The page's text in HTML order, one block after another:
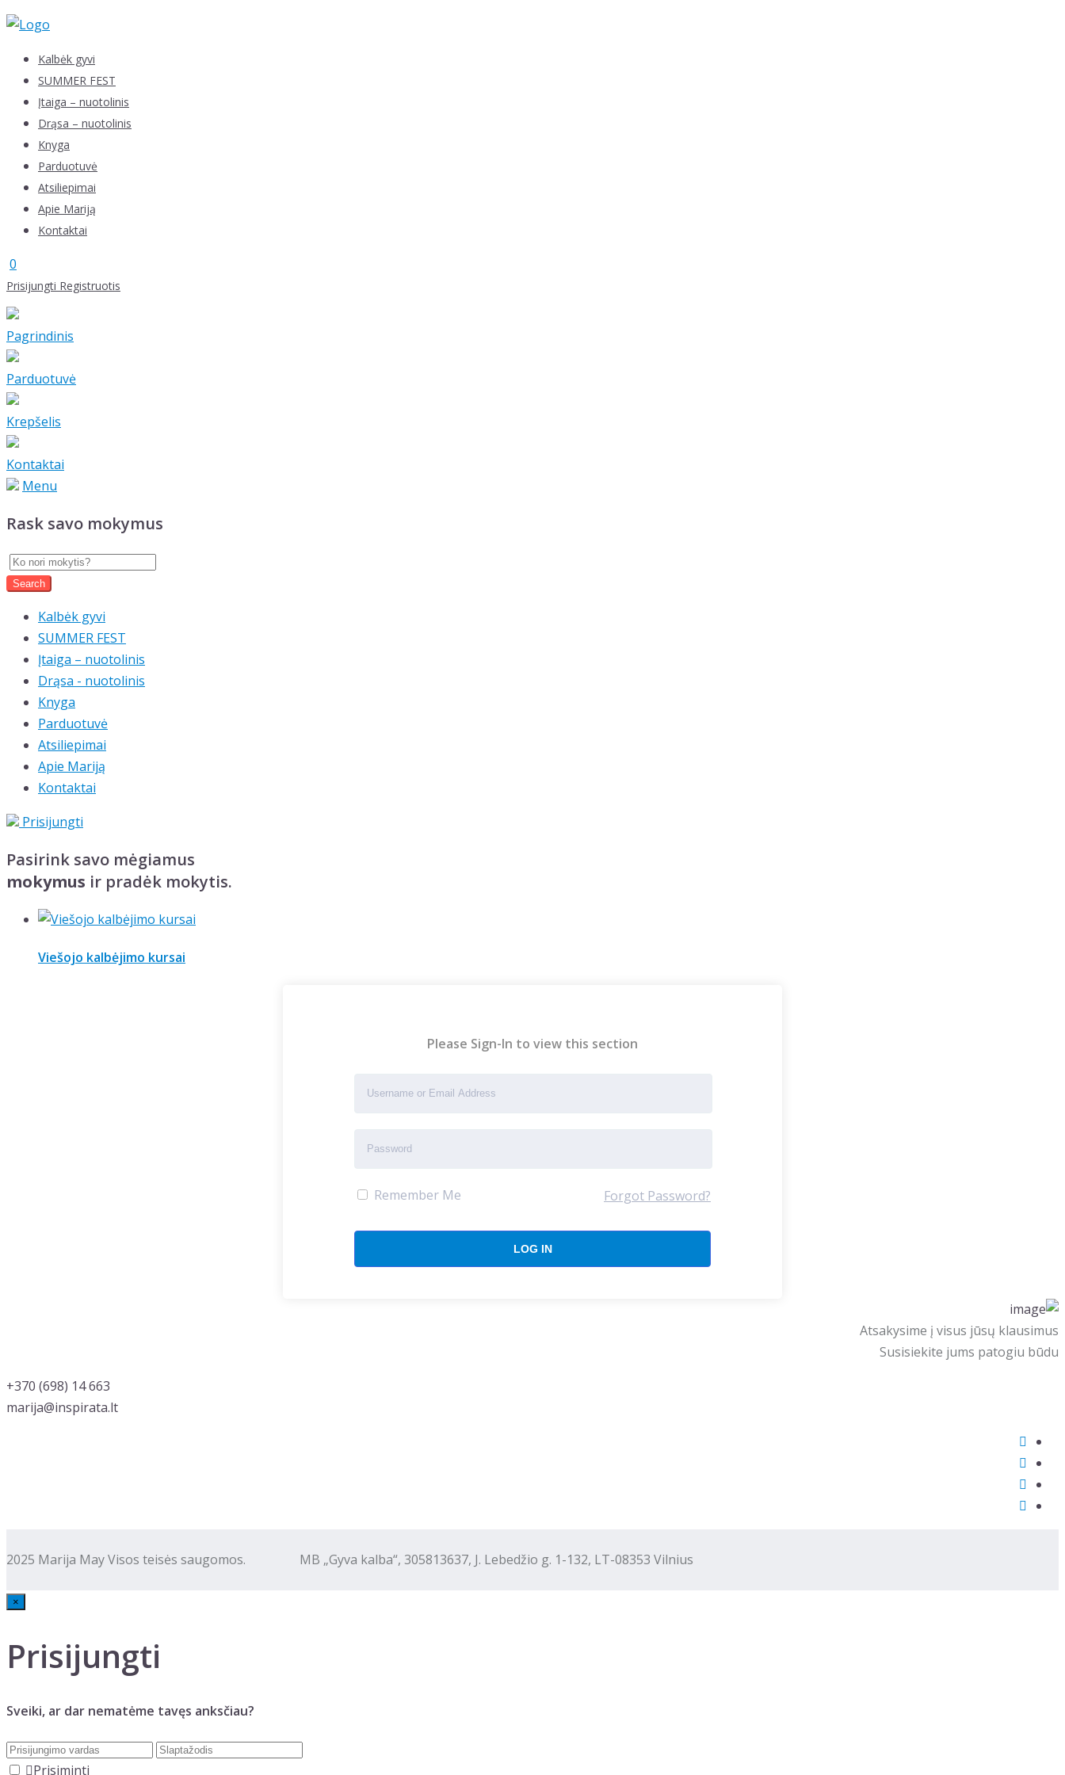
Skip
contentKalbėk gyvi
SUMMER FEST
Įtaiga – nuotolinis
Drąsa – nuotolinis
Knyga
Parduotuvė
Atsiliepimai
Apie Mariją
Kontaktai
0
Prisijungti Registruotis
Pagrindinis
Parduotuvė
Krepšelis
Kontaktai
Menu
Rask savo mokymus
Kalbėk gyvi
SUMMER FEST
Įtaiga – nuotolinis
Drąsa - nuotolinis
Knyga
Parduotuvė
Atsiliepimai
Apie Mariją
Kontaktai
Prisijungti
Pasirink savo mėgiamus
mokymus ir pradėk mokytis.
Viešojo kalbėjimo kursai
Please Sign-In to view this section
Remember Me Forgot Password?
Atsakysime į visus jūsų klausimus
Susisiekite jums patogiu būdu
‭+370 (698) 14 663
marija@inspirata.lt
2025 Marija May Visos teisės saugomos. MB „Gyva kalba“, 305813637, J. Lebedžio g. 1-132, LT-08353 Vilnius
×
Prisijungti
Sveiki, ar dar nematėme tavęs anksčiau?
Prisiminti